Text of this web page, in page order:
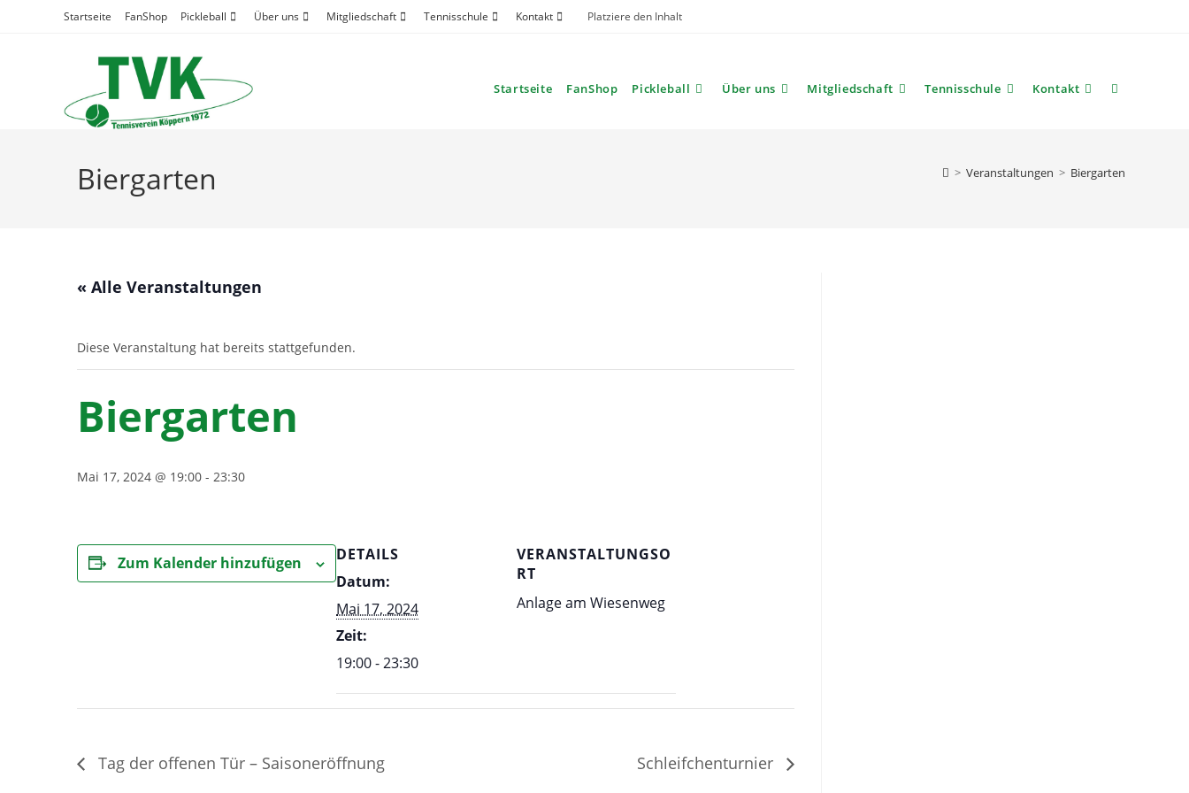
Startseite FanShop Pickleball Über uns Mitgliedschaft Tennisschule Kontakt Platziere den Inhalt
Startseite FanShop Pickleball Über uns Mitgliedschaft Tennisschule Kontakt Website-
Biergarten > Veranstaltungen > Biergarten
« Alle Veranstaltungen
Diese Veranstaltung hat bereits stattgefunden.
Biergarten
Mai 17, 2024 @ 19:00 - 23:30
Zum Kalender hinzufügen
DETAILS
Datum:
Mai 17, 2024
Zeit:
19:00 - 23:30
VERANSTALTUNGSO
RT
Anlage am Wiesenweg
Tag der offenen Tür – Saisoneröffnung Schleifchenturnier